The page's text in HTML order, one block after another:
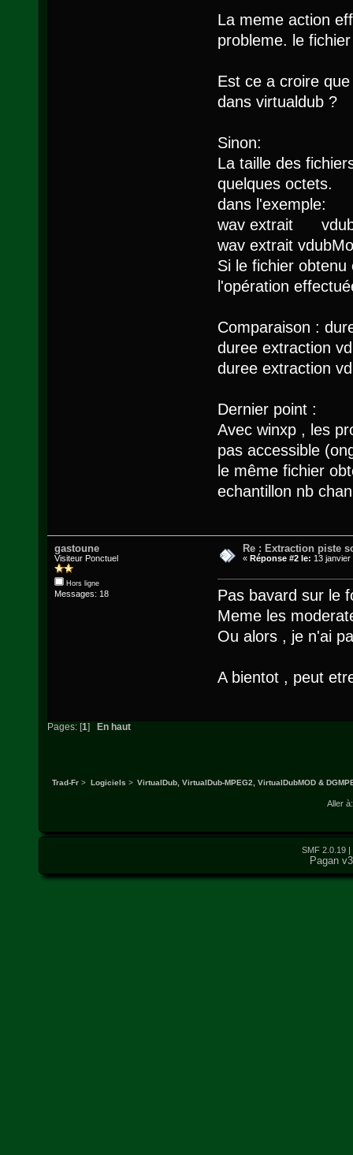
La meme action
probleme. le
Est ce a croire
dans virtualdub ?
Sinon:
La taille des
quelques octets.
dans l'exemple:
wav extrait vdub
wav extrait
Si le fichier
l'opération
Comparaison :
duree extraction
duree extraction
Dernier point :
Avec winxp , les
pas accessible
le même fichier
echantillon nb
gastoune
Visiteur Ponctuel
Hors ligne
Messages: 18
Re : Extraction piste
« Réponse #2 le: 13 janvier
Pas bavard sur le
Meme les
Ou alors , je n'ai
A bientot , peut
Pages: [1] En haut
Trad-Fr > Logiciels > VirtualDub, VirtualDub-MPEG2, VirtualDubMOD &
Aller à:
SMF 2.0.19 |
Pagan